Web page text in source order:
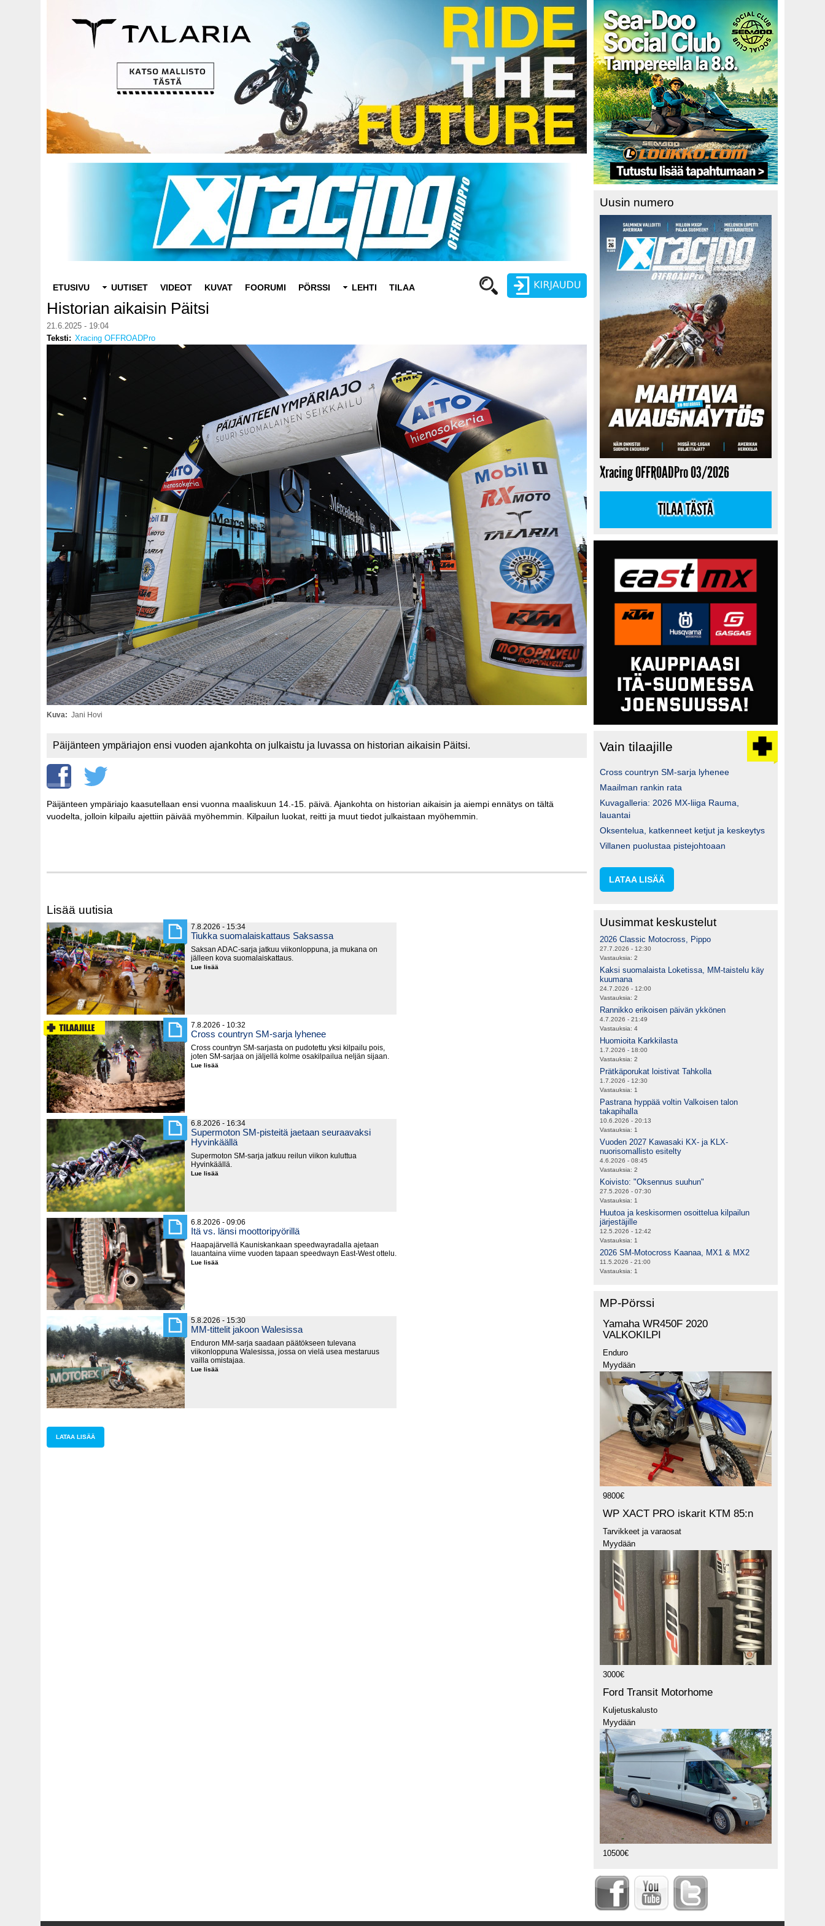
Luo uusi käyttäjätili
Vaihda salasana
navigation
ETUSIVU UUTISET VIDEOT KUVAT FOORUMI PÖRSSI LEHTI TILAA
Historian aikaisin Päitsi
21.6.2025 - 19:04
Teksti
Xracing OFFROADPro
Kuva Jani Hovi
Päijänteen ympäriajon ensi vuoden ajankohta on julkaistu ja luvassa on historian aikaisin Päitsi.
Päijänteen ympäriajo kaasutellaan ensi vuonna maaliskuun 14.-15. päivä. Ajankohta on historian aikaisin ja aiempi ennätys on tältä
vuodelta, jolloin kilpailu ajettiin päivää myöhemmin. Kilpailun luokat, reitti ja muut tiedot julkaistaan myöhemmin.
Lisää uutisia
7.8.2026 - 15:34
Tiukka suomalaiskattaus Saksassa
Saksan ADAC-sarja jatkuu viikonloppuna, ja mukana on
jälleen kova suomalaiskattaus.
Lue lisää
7.8.2026 - 10:32
Cross countryn SM-sarja lyhenee
Cross countryn SM-sarjasta on pudotettu yksi kilpailu pois,
joten SM-sarjaa on jäljellä kolme osakilpailua neljän sijaan.
Lue lisää
6.8.2026 - 16:34
Supermoton SM-pisteitä jaetaan seuraavaksi
Hyvinkäällä
Supermoton SM-sarja jatkuu reilun viikon kuluttua
Hyvinkäällä.
Lue lisää
6.8.2026 - 09:06
Itä vs. länsi moottoripyörillä
Haapajärvellä Kauniskankaan speedwayradalla ajetaan
lauantaina viime vuoden tapaan speedwayn East-West ottelu.
Lue lisää
5.8.2026 - 15:30
MM-tittelit jakoon Walesissa
Enduron MM-sarja saadaan päätökseen tulevana
viikonloppuna Walesissa, jossa on vielä usea mestaruus
vailla omistajaa.
Lue lisää
LATAA LISÄÄ
Uusin numero
Xracing OFFROADPro 03/2026
TILAA TÄSTÄ
Vain tilaajille
Cross countryn SM-sarja lyhenee
Maailman rankin rata
Kuvagalleria: 2026 MX-liiga Rauma,
lauantai
Oksentelua, katkenneet ketjut ja keskeytys
Villanen puolustaa pistejohtoaan
LATAA LISÄÄ
Uusimmat keskustelut
2026 Classic Motocross, Pippo
27.7.2026 - 12:30
Vastauksia: 2
Kaksi suomalaista Loketissa, MM-taistelu käy
kuumana
24.7.2026 - 12:00
Vastauksia: 2
Rannikko erikoisen päivän ykkönen
4.7.2026 - 21:49
Vastauksia: 4
Huomioita Karkkilasta
1.7.2026 - 18:00
Vastauksia: 2
Prätkäporukat loistivat Tahkolla
1.7.2026 - 12:30
Vastauksia: 1
Pastrana hyppää voltin Valkoisen talon
takapihalla
10.6.2026 - 20:13
Vastauksia: 1
Vuoden 2027 Kawasaki KX- ja KLX-
nuorisomallisto esitelty
4.6.2026 - 08:45
Vastauksia: 2
Koivisto: "Oksennus suuhun"
27.5.2026 - 07:30
Vastauksia: 1
Huutoa ja keskisormen osoittelua kilpailun
järjestäjille
12.5.2026 - 12:42
Vastauksia: 1
2026 SM-Motocross Kaanaa, MX1 & MX2
11.5.2026 - 21:00
Vastauksia: 1
MP-Pörssi
Yamaha WR450F 2020
VALKOKILPI
Enduro
Myydään
9800€
WP XACT PRO iskarit KTM 85:n
Tarvikkeet ja varaosat
Myydään
3000€
Ford Transit Motorhome
Kuljetuskalusto
Myydään
10500€